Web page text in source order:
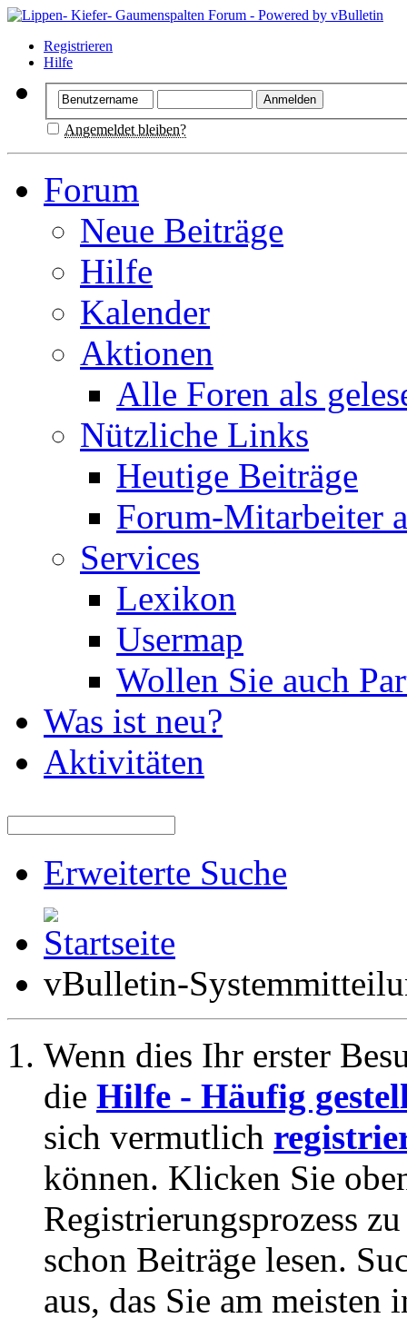
Registrieren
Hilfe
Angemeldet bleiben?
Forum
Neue Beiträge
Hilfe
Kalender
Aktionen
Alle Foren als
Nützliche Links
Heutige Beiträge
Forum-Mitarbeiter
Services
Lexikon
Usermap
Wollen Sie auch
Was ist neu?
Aktivitäten
Erweiterte Suche
vBulletin-
Wenn dies Ihr erster
die Hilfe - Häufig
sich vermutlich
können. Klicken Sie
Registrierungsprozess
schon Beiträge lesen.
aus, das Sie am meisten